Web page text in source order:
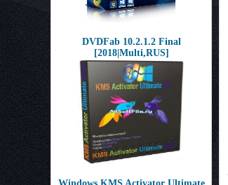
DVDFab 10.2.1.2 Final
[2018|Multi,RUS]